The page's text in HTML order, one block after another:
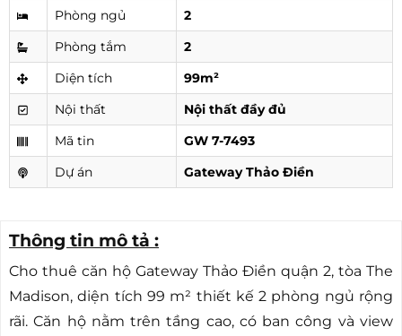
Phòng ngủ
2
Phòng tắm
2
Diện tích
99m²
Nội thất
Nội thất đầy đủ
Mã tin
GW 7-7493
Dự án
Gateway Thảo Điền
Thông tin mô tả :
Cho thuê căn hộ Gateway Thảo Điền quận 2, tòa The
Madison, diện tích 99 m² thiết kế 2 phòng ngủ rộng
rãi. Căn hộ nằm trên tầng cao, có ban công và view